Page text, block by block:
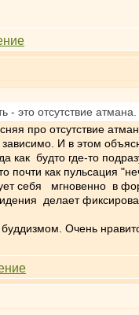
- это отсутствие атмана.
про отсутствие
И в этом
как будто где-то
почти как пульсация
себя мгновенно в
делает
Очень